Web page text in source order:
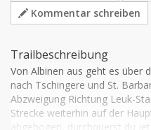
Kommentar schreiben
Trailbeschreibung
Von Albinen aus geht es über
nach Tschingere und St.
Abzweigung Richtung Leuk-
Strecke weiterhin auf der
abgebogen, durchquerst du